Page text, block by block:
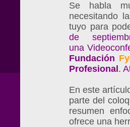
Se habla
necesitando
tuyo para
de
una
Fundación
Profesional .
En este
parte del
resumen
ofrece una